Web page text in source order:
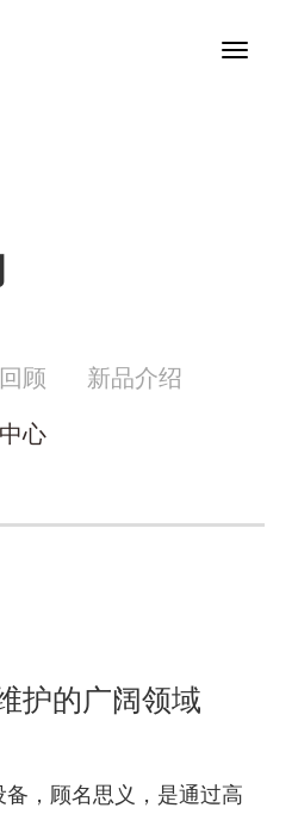
Toggle
顾 新品介绍
心
护的广阔领域
业高压水枪清洗
，顾名思义，是通过高